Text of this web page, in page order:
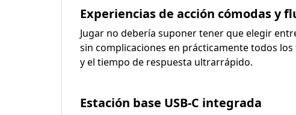
Experiencias de acción cómodas y
Jugar no debería suponer tener que elegir
sin complicaciones en prácticamente todos
y el tiempo de respuesta ultrarrápido.
Estación base USB-C integrada